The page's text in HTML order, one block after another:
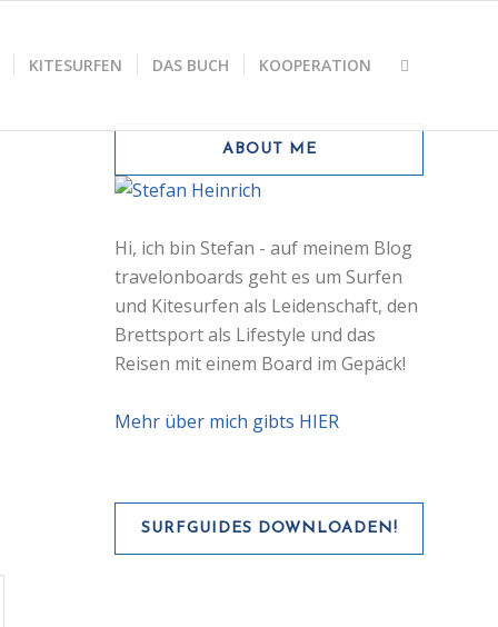
KITESURFEN DAS BUCH KOOPERATION
ABOUT ME
Hi, ich bin Stefan - auf meinem Blog
travelonboards geht es um Surfen
und Kitesurfen als Leidenschaft, den
Brettsport als Lifestyle und das
Reisen mit einem Board im Gepäck!
Mehr über mich gibts HIER
SURFGUIDES DOWNLOADEN!